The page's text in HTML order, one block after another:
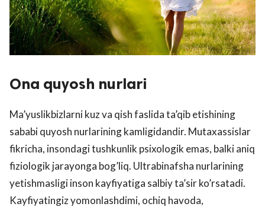
Ona quyosh nurlari
Ma’yuslikbizlarni kuz va qish faslida ta’qib etishining
sababi quyosh nurlarining kamligidandir. Mutaxassislar
fikricha, insondagi tushkunlik psixologik emas, balki aniq
fiziologik jarayonga bog’liq. Ultrabinafsha nurlarining
yetishmasligi inson kayfiyatiga salbiy ta’sir ko’rsatadi.
Kayfiyatingiz yomonlashdimi, ochiq havoda,